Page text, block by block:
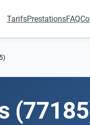
TarifsPrestationsFAQ